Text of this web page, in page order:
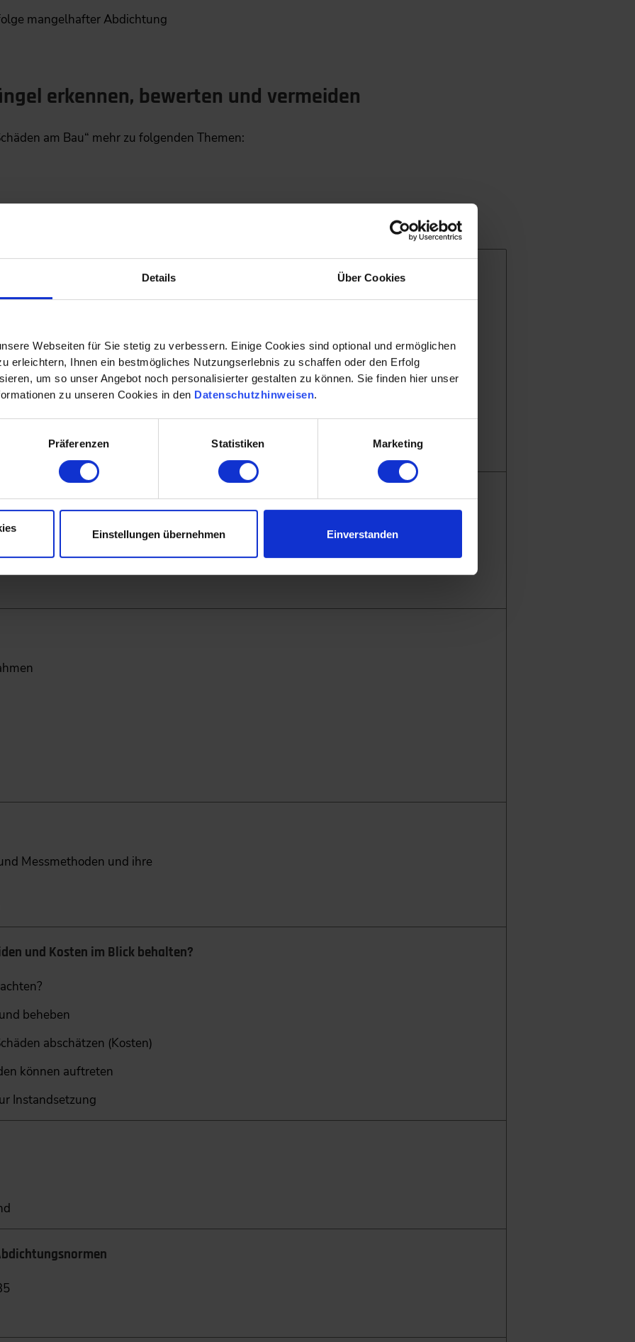
Details Über Cookies
Webseiten für Sie stetig zu verbessern. Einige Cookies sind optional und ermöglichen
erleichtern, Ihnen ein bestmögliches Nutzungserlebnis zu schaffen oder den Erfolg
um so unser Angebot noch personalisierter gestalten zu können. Sie finden hier unser
zu unseren Cookies in den Datenschutzhinweisen.
Präferenzen Statistiken Marketing
Einstellungen übernehmen Einverstanden
mangelhafter Abdichtung
erkennen, bewerten und vermeiden
am Bau“ mehr zu folgenden Themen:
Messmethoden und ihre
und Kosten im Blick behalten?
beheben
abschätzen (Kosten)
können auftreten
Instandsetzung